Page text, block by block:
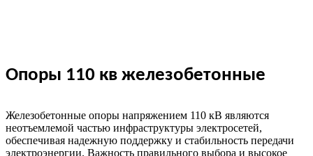
Опоры 110 кв железобетонные
Железобетонные опоры напряжением 110 кВ являются
неотъемлемой частью инфраструктуры электросетей,
обеспечивая надежную поддержку и стабильность передачи
электроэнергии. Важность правильного выбора и высокое